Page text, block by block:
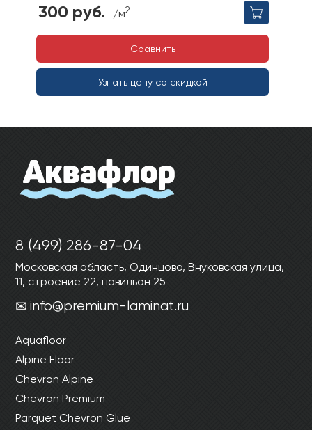
300 руб. /м2
Сравнить
Узнать цену со скидкой
8 (499) 286-87-04
Московская область, Одинцово, Внуковская улица,
11, строение 22, павильон 25
info@premium-laminat.ru
Aquafloor
Alpine Floor
Chevron Alpine
Chevron Premium
Parquet Chevron Glue